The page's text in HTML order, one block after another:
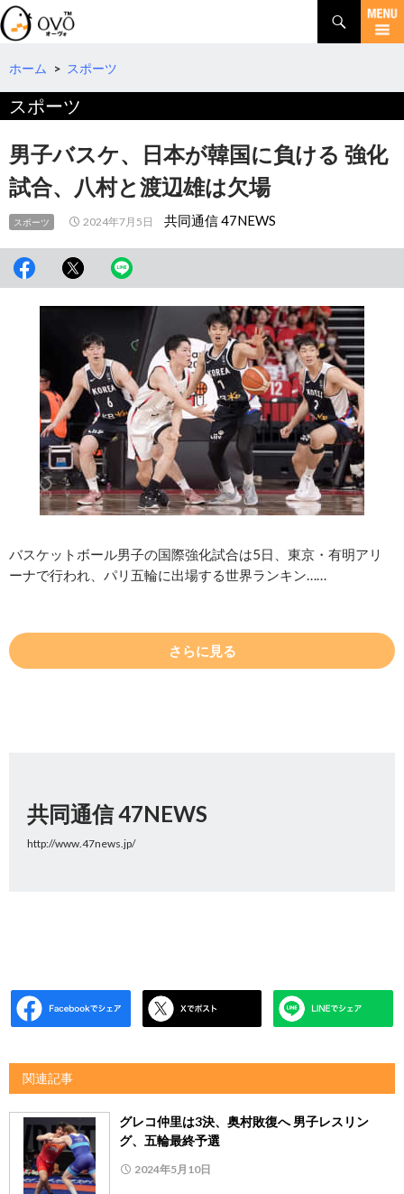
検
索
コ
テ
へ
動
ホーム > スポーツ
スポーツ
男子バスケ、日本が韓国に負ける 強化
試合、八村と渡辺雄は欠場
スポーツ 2024年7月5日 共同通信 47NEWS
バスケットボール男子の国際強化試合は5日、東京・有明アリ
ーナで行われ、パリ五輪に出場する世界ランキン……
さらに見る
共同通信 47NEWS
http://www.47news.jp/
関連記事
グレコ仲里は3決、奥村敗復へ 男子レスリン
グ、五輪最終予選
2024年5月10日